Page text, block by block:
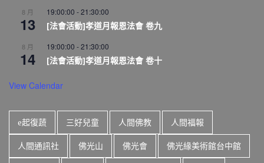
8 月
13
19:00:00 -21:30:00
[法會活動]孝道月報恩法會 卷九
8 月
14
19:00:00 -21:30:00
[法會活動]孝道月報恩法會 卷十
View Calendar
e起復蔬 三好兒童 人間佛教 人間福報
人間通訊社 佛光山 佛光會 佛光緣美術館台中館